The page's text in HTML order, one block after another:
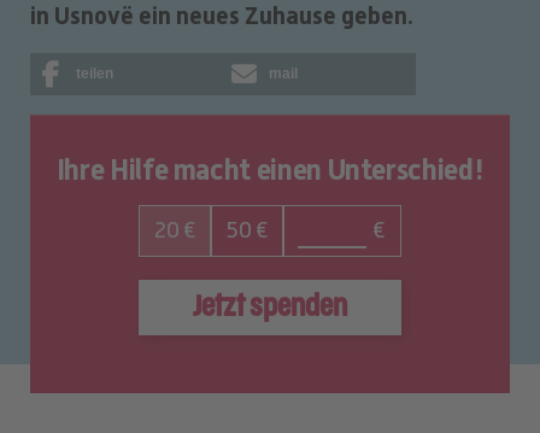
in Usnovë ein neues Zuhause geben.
teilen mail
Ihre Hilfe macht einen Unterschied!
20 € 50 € €
Jetzt spenden